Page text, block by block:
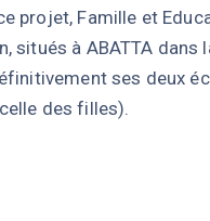
projet, Famille et
situés à ABATTA dans
ses deux
des filles).